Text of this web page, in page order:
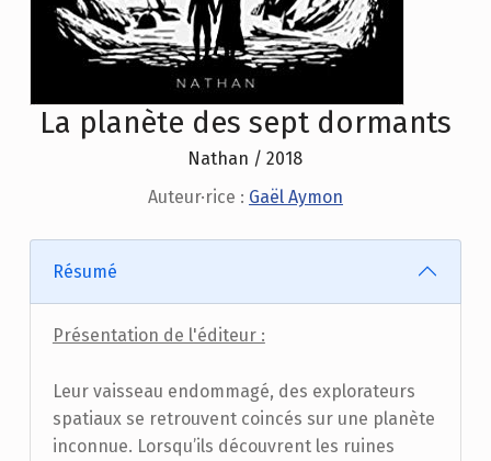
La planète des sept dormants
Nathan / 2018
Auteur·rice : Gaël Aymon
Résumé
Présentation de l'éditeur :
Leur vaisseau endommagé, des explorateurs
spatiaux se retrouvent coincés sur une planète
inconnue. Lorsqu’ils découvrent les ruines